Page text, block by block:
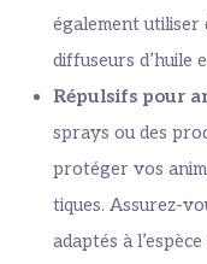
également utiliser
diffuseurs d’huile
Répulsifs pour
sprays ou des
protéger vos
tiques. Assurez-
adaptés à